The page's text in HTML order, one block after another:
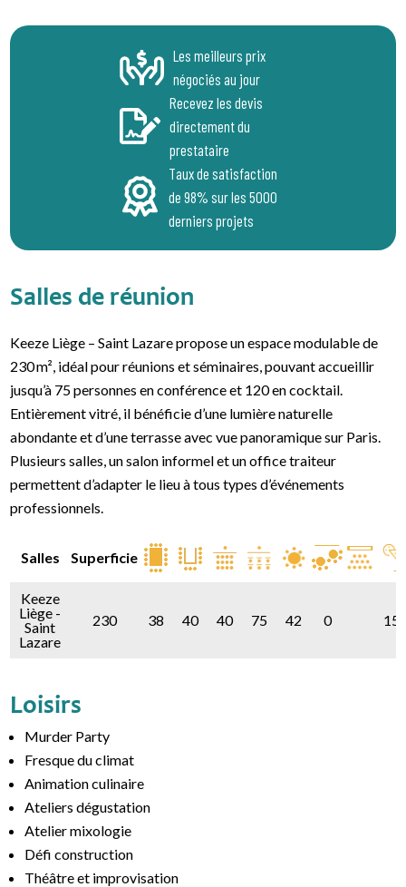
Les meilleurs prix
négociés au jour
Recevez les devis
directement du
prestataire
Taux de satisfaction
de 98% sur les 5000
derniers projets
Salles de réunion
Keeze Liège – Saint Lazare propose un espace modulable de
230 m², idéal pour réunions et séminaires, pouvant accueillir
jusqu’à 75 personnes en conférence et 120 en cocktail.
Entièrement vitré, il bénéficie d’une lumière naturelle
abondante et d’une terrasse avec vue panoramique sur Paris.
Plusieurs salles, un salon informel et un office traiteur
permettent d’adapter le lieu à tous types d’événements
professionnels.
Salles Superficie
Keeze
Liège -
Saint
Lazare
230 38 40 40 75 42 0
Loisirs
Murder Party
Fresque du climat
Animation culinaire
Ateliers dégustation
Atelier mixologie
Défi construction
Théâtre et improvisation